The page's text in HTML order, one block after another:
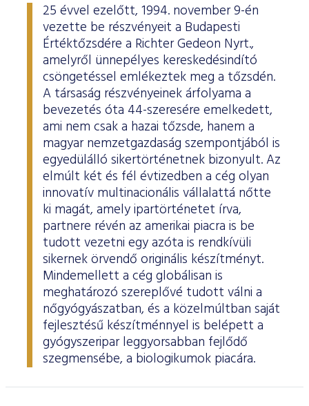
25 évvel ezelőtt, 1994. november 9-én
vezette be részvényeit a Budapesti
Értéktőzsdére a Richter Gedeon Nyrt.,
amelyről ünnepélyes kereskedésindító
csöngetéssel emlékeztek meg a tőzsdén.
A társaság részvényeinek árfolyama a
bevezetés óta 44-szeresére emelkedett,
ami nem csak a hazai tőzsde, hanem a
magyar nemzetgazdaság szempontjából is
egyedülálló sikertörténetnek bizonyult. Az
elmúlt két és fél évtizedben a cég olyan
innovatív multinacionális vállalattá nőtte
ki magát, amely ipartörténetet írva,
partnere révén az amerikai piacra is be
tudott vezetni egy azóta is rendkívüli
sikernek örvendő originális készítményt.
Mindemellett a cég globálisan is
meghatározó szereplővé tudott válni a
nőgyógyászatban, és a közelmúltban saját
fejlesztésű készítménnyel is belépett a
gyógyszeripar leggyorsabban fejlődő
szegmensébe, a biologikumok piacára.